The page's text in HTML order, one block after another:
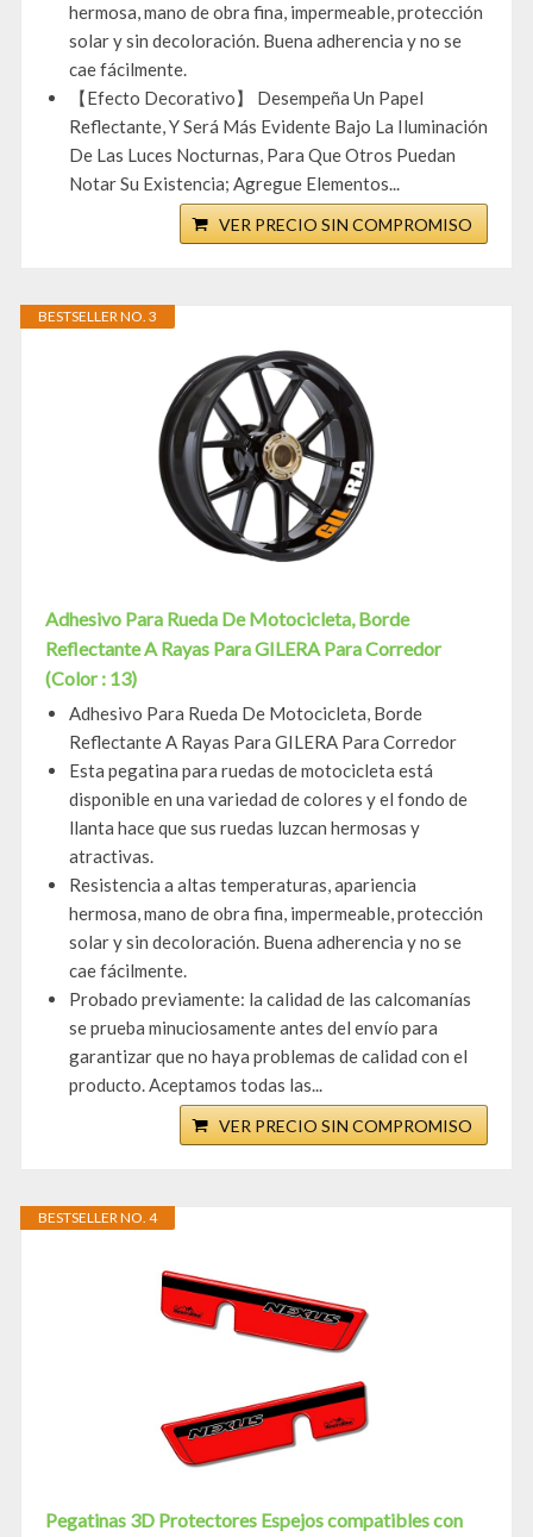
hermosa, mano de obra fina, impermeable, protección
solar y sin decoloración. Buena adherencia y no se
cae fácilmente.
【Efecto Decorativo】 Desempeña Un Papel
Reflectante, Y Será Más Evidente Bajo La Iluminación
De Las Luces Nocturnas, Para Que Otros Puedan
Notar Su Existencia; Agregue Elementos...
VER PRECIO SIN COMPROMISO
BESTSELLER NO. 3
Adhesivo Para Rueda De Motocicleta, Borde
Reflectante A Rayas Para GILERA Para Corredor
(Color : 13)
Adhesivo Para Rueda De Motocicleta, Borde
Reflectante A Rayas Para GILERA Para Corredor
Esta pegatina para ruedas de motocicleta está
disponible en una variedad de colores y el fondo de
llanta hace que sus ruedas luzcan hermosas y
atractivas.
Resistencia a altas temperaturas, apariencia
hermosa, mano de obra fina, impermeable, protección
solar y sin decoloración. Buena adherencia y no se
cae fácilmente.
Probado previamente: la calidad de las calcomanías
se prueba minuciosamente antes del envío para
garantizar que no haya problemas de calidad con el
producto. Aceptamos todas las...
VER PRECIO SIN COMPROMISO
BESTSELLER NO. 4
Pegatinas 3D Protectores Espejos compatibles con